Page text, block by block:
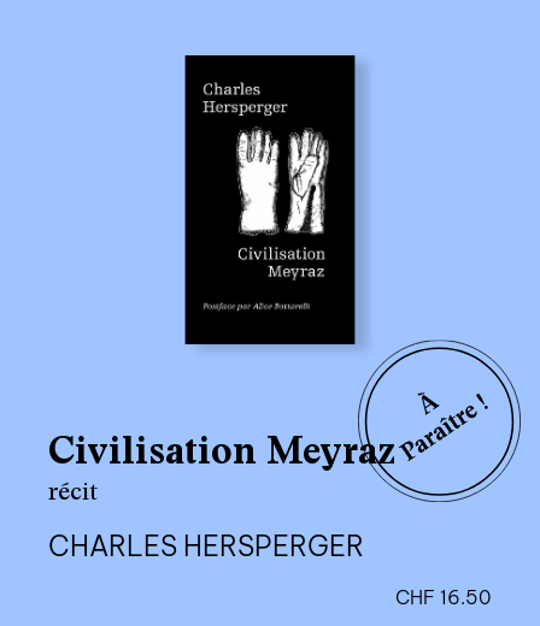
Civilisation Meyraz
récit
CHARLES HERSPERGER
CHF 16.50